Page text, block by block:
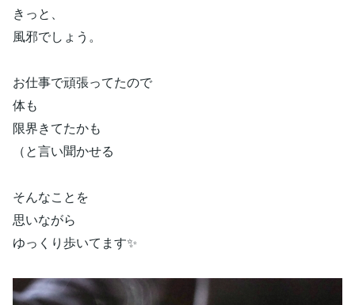
きっと、
風邪でしょう。
お仕事で頑張ってたので
体も
限界きてたかも
（と言い聞かせる
そんなことを
思いながら
ゆっくり歩いてます✨